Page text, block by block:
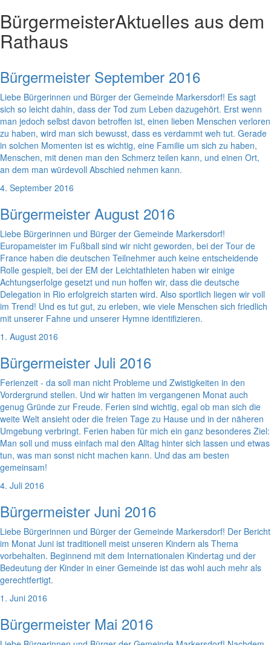
BürgermeisterAktuelles aus dem
Rathaus
Bürgermeister September 2016
Liebe Bürgerinnen und Bürger der Gemeinde Markersdorf! Es sagt
sich so leicht dahin, dass der Tod zum Leben dazugehört. Erst wenn
man jedoch selbst davon betroffen ist, einen lieben Menschen verloren
zu haben, wird man sich bewusst, dass es verdammt weh tut. Gerade
in solchen Momenten ist es wichtig, eine Familie um sich zu haben,
Menschen, mit denen man den Schmerz teilen kann, und einen Ort,
an dem man würdevoll Abschied nehmen kann.
4. September 2016
Bürgermeister August 2016
Liebe Bürgerinnen und Bürger der Gemeinde Markersdorf!
Europameister im Fußball sind wir nicht geworden, bei der Tour de
France haben die deutschen Teilnehmer auch keine entscheidende
Rolle gespielt, bei der EM der Leichtathleten haben wir einige
Achtungserfolge gesetzt und nun hoffen wir, dass die deutsche
Delegation in Rio erfolgreich starten wird. Also sportlich liegen wir voll
im Trend! Und es tut gut, zu erleben, wie viele Menschen sich friedlich
mit unserer Fahne und unserer Hymne identifizieren.
1. August 2016
Bürgermeister Juli 2016
Ferienzeit - da soll man nicht Probleme und Zwistigkeiten in den
Vordergrund stellen. Und wir hatten im vergangenen Monat auch
genug Gründe zur Freude. Ferien sind wichtig, egal ob man sich die
weite Welt ansieht oder die freien Tage zu Hause und in der näheren
Umgebung verbringt. Ferien haben für mich ein ganz besonderes Ziel:
Man soll und muss einfach mal den Alltag hinter sich lassen und etwas
tun, was man sonst nicht machen kann. Und das am besten
gemeinsam!
4. Juli 2016
Bürgermeister Juni 2016
Liebe Bürgerinnen und Bürger der Gemeinde Markersdorf! Der Bericht
im Monat Juni ist traditionell meist unseren Kindern als Thema
vorbehalten. Beginnend mit dem Internationalen Kindertag und der
Bedeutung der Kinder in einer Gemeinde ist das wohl auch mehr als
gerechtfertigt.
1. Juni 2016
Bürgermeister Mai 2016